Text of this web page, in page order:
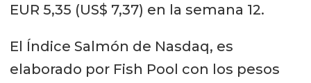
EUR 5,35 (US$ 7,37) en la semana 12.
El Índice Salmón de Nasdaq, es
elaborado por Fish Pool con los pesos